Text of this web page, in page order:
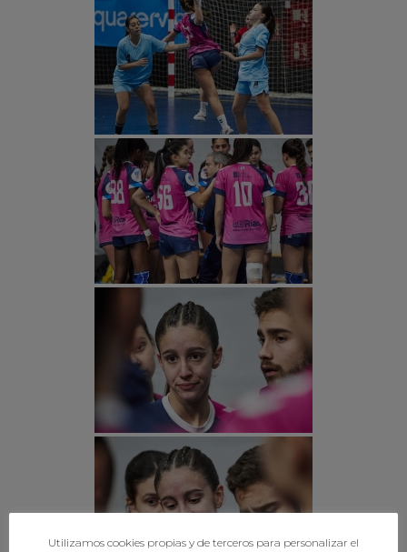
Utilizamos cookies propias y de terceros para personalizar el